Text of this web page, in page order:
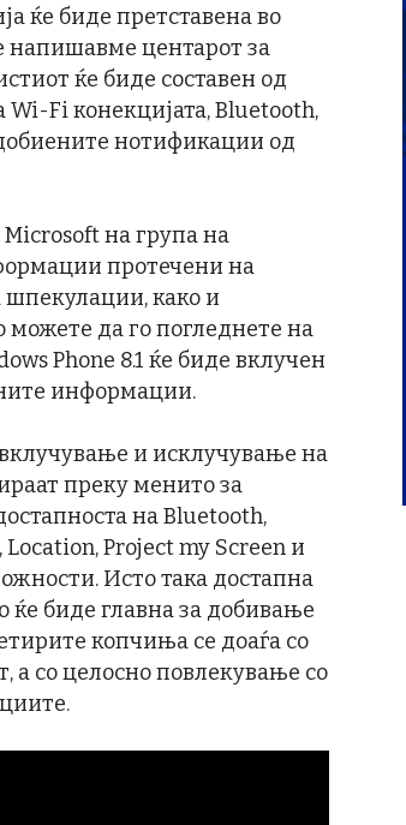
ќе биде претставена во
напишавме центарот за
ќе биде составен од
Fi конекцијата, Bluetooth,
нотификации од
на група на
протечени на
шпекулации, како и
да го погледнете на
Phone 8.1 ќе биде вклучен
информации.
и исклучување на
преку менито за
на Bluetooth,
Project my Screen и
Исто така достапна
ќе биде главна за добивање
копчиња се доаѓа со
а со целосно повлекување со